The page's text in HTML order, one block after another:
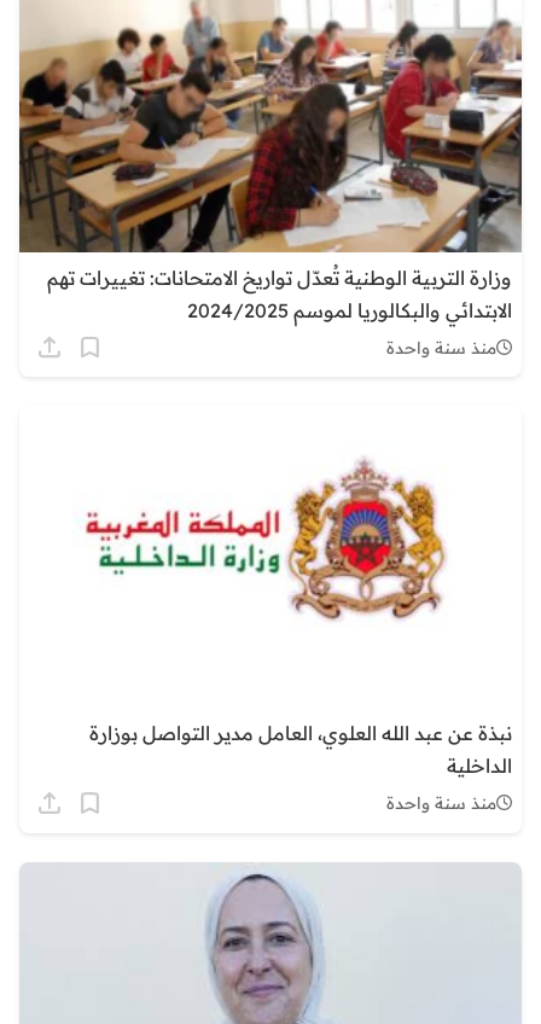
وزارة التربية الوطنية تُعدّل تواريخ الامتحانات: تغييرات تهم
الابتدائي والبكالوريا لموسم 2024/2025
منذ سنة واحدة
نبذة عن عبد الله العلوي، العامل مدير التواصل بوزارة
الداخلية
منذ سنة واحدة